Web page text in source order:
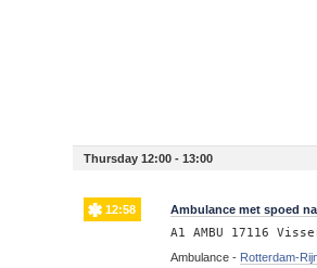
Thursday 12:00 - 13:00
12:58 Ambulance met spoed
A1 AMBU 17116
Ambulance - Rotterdam-